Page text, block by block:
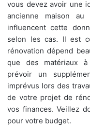
vous devez avoir une
ancienne maison au
influencent cette
selon les cas. Il est
rénovation dépend
que des matériaux
prévoir un
imprévus lors des
de votre projet de
vos finances. Veillez
pour votre budget.